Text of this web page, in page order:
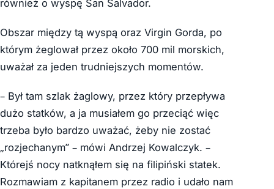
również o wyspę San Salvador.
Obszar między tą wyspą oraz Virgin Gorda, po
którym żeglował przez około 700 mil morskich,
uważał za jeden trudniejszych momentów.
– Był tam szlak żaglowy, przez który przepływa
dużo statków, a ja musiałem go przeciąć więc
trzeba było bardzo uważać, żeby nie zostać
„rozjechanym” – mówi Andrzej Kowalczyk. –
Którejś nocy natknąłem się na filipiński statek.
Rozmawiam z kapitanem przez radio i udało nam